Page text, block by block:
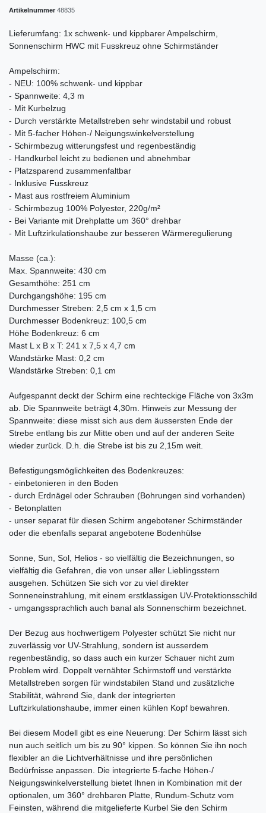
Artikelnummer 48835
Lieferumfang: 1x schwenk- und kippbarer Ampelschirm,
Sonnenschirm HWC mit Fusskreuz ohne Schirmständer
Ampelschirm:
- NEU: 100% schwenk- und kippbar
- Spannweite: 4,3 m
- Mit Kurbelzug
- Durch verstärkte Metallstreben sehr windstabil und robust
- Mit 5-facher Höhen-/ Neigungswinkelverstellung
- Schirmbezug witterungsfest und regenbeständig
- Handkurbel leicht zu bedienen und abnehmbar
- Platzsparend zusammenfaltbar
- Inklusive Fusskreuz
- Mast aus rostfreiem Aluminium
- Schirmbezug 100% Polyester, 220g/m²
- Bei Variante mit Drehplatte um 360° drehbar
- Mit Luftzirkulationshaube zur besseren Wärmeregulierung
Masse (ca.):
Max. Spannweite: 430 cm
Gesamthöhe: 251 cm
Durchgangshöhe: 195 cm
Durchmesser Streben: 2,5 cm x 1,5 cm
Durchmesser Bodenkreuz: 100,5 cm
Höhe Bodenkreuz: 6 cm
Mast L x B x T: 241 x 7,5 x 4,7 cm
Wandstärke Mast: 0,2 cm
Wandstärke Streben: 0,1 cm
Aufgespannt deckt der Schirm eine rechteckige Fläche von 3x3m
ab. Die Spannweite beträgt 4,30m. Hinweis zur Messung der
Spannweite: diese misst sich aus dem äussersten Ende der
Strebe entlang bis zur Mitte oben und auf der anderen Seite
wieder zurück. D.h. die Strebe ist bis zu 2,15m weit.
Befestigungsmöglichkeiten des Bodenkreuzes:
- einbetonieren in den Boden
- durch Erdnägel oder Schrauben (Bohrungen sind vorhanden)
- Betonplatten
- unser separat für diesen Schirm angebotener Schirmständer
oder die ebenfalls separat angebotene Bodenhülse
Sonne, Sun, Sol, Helios - so vielfältig die Bezeichnungen, so
vielfältig die Gefahren, die von unser aller Lieblingsstern
ausgehen. Schützen Sie sich vor zu viel direkter
Sonneneinstrahlung, mit einem erstklassigen UV-Protektionsschild
- umgangssprachlich auch banal als Sonnenschirm bezeichnet.
Der Bezug aus hochwertigem Polyester schützt Sie nicht nur
zuverlässig vor UV-Strahlung, sondern ist ausserdem
regenbeständig, so dass auch ein kurzer Schauer nicht zum
Problem wird. Doppelt vernähter Schirmstoff und verstärkte
Metallstreben sorgen für windstabilen Stand und zusätzliche
Stabilität, während Sie, dank der integrierten
Luftzirkulationshaube, immer einen kühlen Kopf bewahren.
Bei diesem Modell gibt es eine Neuerung: Der Schirm lässt sich
nun auch seitlich um bis zu 90° kippen. So können Sie ihn noch
flexibler an die Lichtverhältnisse und ihre persönlichen
Bedürfnisse anpassen. Die integrierte 5-fache Höhen-/
Neigungswinkelverstellung bietet Ihnen in Kombination mit der
optionalen, um 360° drehbaren Platte, Rundum-Schutz vom
Feinsten, während die mitgelieferte Kurbel Sie den Schirm